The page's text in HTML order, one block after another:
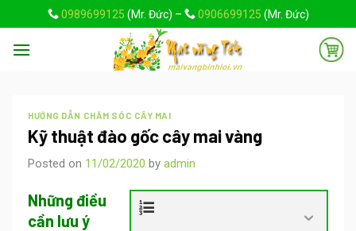
to
content
0989699125 (Mr. Đức) – 0906699125 (Mr. Đức)
HƯỚNG DẪN CHĂM SÓC CÂY MAI
Kỹ thuật đào gốc cây mai vàng
Posted on 11/02/2020 by admin
Những điều
cần lưu ý